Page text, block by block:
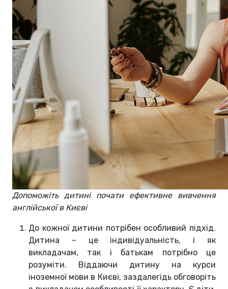
Допоможіть дитині почати ефективне вивчення
англійської в Києві
До кожної дитини потрібен особливий підхід.
Дитина – це індивідуальність, і як
викладачам, так і батькам потрібно це
розуміти. Віддаючи дитину на курси
іноземної мови в Києві, заздалегідь обговоріть